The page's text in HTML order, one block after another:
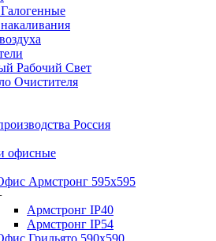
Рабочий Свет
Очистителя
Россия
офисные
Армстронг 595x595
Армстронг IP40
Армстронг IP54
Грильято 590x590